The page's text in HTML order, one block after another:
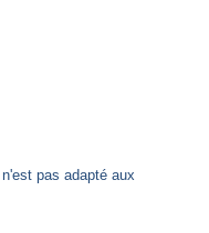
n'est pas adapté aux